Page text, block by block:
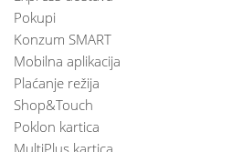
Pokupi
Konzum SMART
Mobilna aplikacija
Plaćanje režija
Shop&Touch
Poklon kartica
MultiPlus kartica